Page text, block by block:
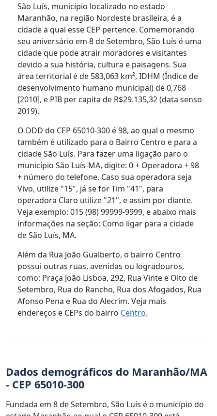
São Luís, município localizado no estado
Maranhão, na região Nordeste brasileira, é a
cidade a qual esse CEP pertence. Comemorando
seu aniversário em 8 de Setembro, São Luís é uma
cidade que pode atrair moradores e visitantes
devido a sua história, cultura e paisagens. Sua
área territorial é de 583,063 km², IDHM (Índice de
desenvolvimento humano municipal) de 0,768
[2010], e PIB per capita de R$29.135,32 (data senso
2019).
O DDD do CEP 65010-300 é 98, ao qual o mesmo
também é utilizado para o Bairro Centro e para a
cidade São Luís. Para fazer uma ligação paro o
município São Luís-MA, digite: 0 + Operadora + 98
+ número do telefone. Caso sua operadora seja
Vivo, utilize "15", já se for Tim "41", para
operadora Claro utilize "21", e assim por diante.
Veja exemplo: 015 (98) 99999-9999, e abaixo mais
informações na seção: Como ligar para a cidade
de São Luís, MA.
Além da Rua João Gualberto, o bairro Centro
possui outras ruas, avenidas ou logradouros,
como: Praça João Lisboa, 292, Rua Vinte e Oito de
Setembro, Rua do Rancho, Rua dos Afogados, Rua
Afonso Pena e Rua do Alecrim. Veja mais
endereços e CEPs do bairro Centro.
Dados demográficos do Maranhão/MA
- CEP 65010-300
Fundada em 8 de Setembro, São Luís é o município do